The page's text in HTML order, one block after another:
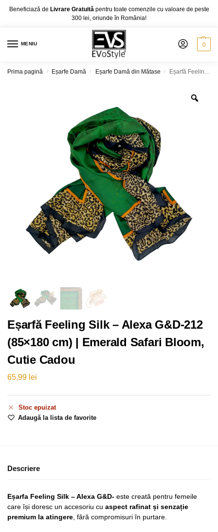
Beneficiază de Livrare Gratuită pentru toate comenzile cu valoare de peste
300 lei, oriunde în România!
MENIU 0
Prima pagină / Eșarfe Damă / Eșarfe Damă din Mătase / Eșarfă Feeling Silk – Alexa G&D-212 (85×180 cm) | Emerald Safari Bloom, Cutie Cadou
Eșarfă Feeling Silk – Alexa G&D-212
(85×180 cm) | Emerald Safari Bloom,
Cutie Cadou
65,99 lei
Stoc epuizat
Adaugă la lista de favorite
Descriere
Eșarfa Feeling Silk – Alexa G&D- este creată pentru femeile
care își doresc un accesoriu cu aspect rafinat și senzație
premium la atingere , fără compromisuri în purtare.